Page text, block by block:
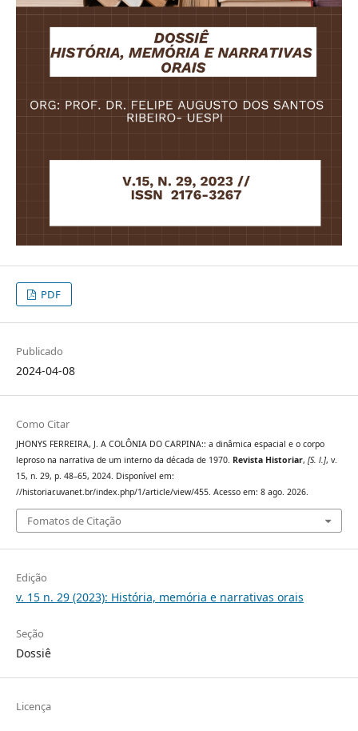
PDF
Publicado
2024-04-08
Como Citar
JHONYS FERREIRA, J. A COLÔNIA DO CARPINA:: a dinâmica espacial e o corpo
leproso na narrativa de um interno da década de 1970. Revista Historiar, [S. l.], v.
15, n. 29, p. 48–65, 2024. Disponível em:
//historiar.uvanet.br/index.php/1/article/view/455. Acesso em: 8 ago. 2026.
Fomatos de Citação
Edição
v. 15 n. 29 (2023): História, memória e narrativas orais
Seção
Dossiê
Licença